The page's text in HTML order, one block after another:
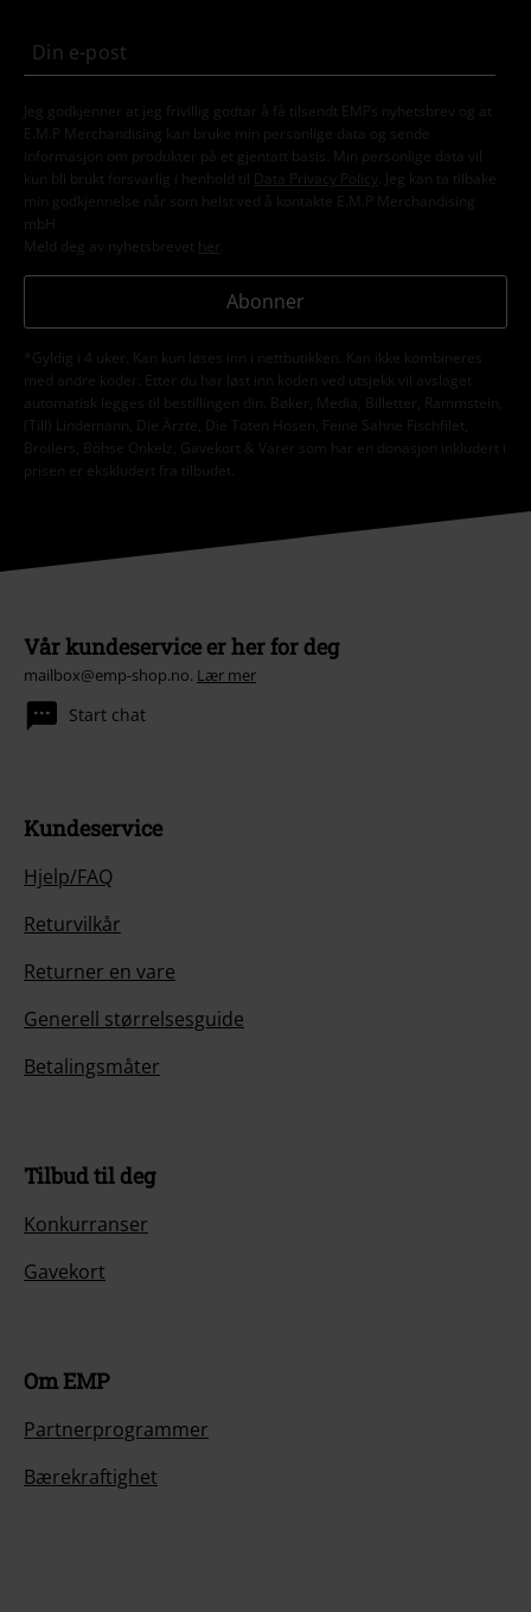
Jeg godkjenner at jeg frivillig godtar å få tilsendt EMPs nyhetsbrev og at
E.M.P Merchandising kan bruke min personlige data og sende
informasjon om produkter på et gjentatt basis. Min personlige data vil
kun bli brukt forsvarlig i henhold til
Data Privacy Policy
. Jeg kan ta tilbake
min godkjennelse når som helst ved å kontakte E.M.P Merchandising
mbH
Meld deg av nyhetsbrevet her
Abonner
*Gyldig i 4 uker. Kan kun løses inn i nettbutikken. Kan ikke kombineres
med andre koder. Etter du har løst inn koden ved utsjekk vil avslaget
automatisk legges til bestillingen din. Bøker, Media, Billetter, Rammstein,
(Till) Lindemann, Die Ärzte, Die Toten Hosen, Feine Sahne Fischfilet,
Broilers, Böhse Onkelz, Gavekort & Varer som har en donasjon inkludert i
prisen er ekskludert fra tilbudet.
Vår kundeservice er her for deg
mailbox@emp-shop.no. Lær mer
Start chat
Kundeservice
Hjelp/FAQ
Returvilkår
Returner en vare
Generell størrelsesguide
Betalingsmåter
Tilbud til deg
Konkurranser
Gavekort
Om EMP
Partnerprogrammer
Bærekraftighet